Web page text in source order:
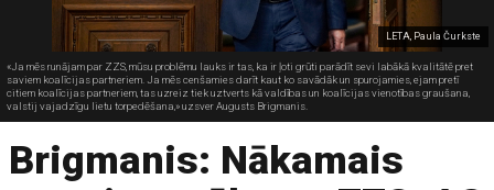
LETA, Paula Čurkste
«Ja mēs runājam par ZZS, mūsu problēmu lauks ir tas, ka ir ļoti grūti parādīt sevi labākā kvalitātē pret
saviem koalīcijas partneriem. Ja mēs cenšamies darīt kaut ko savādāk un spurojamies, ejam pretī
citiem koalīcijas partneriem, tas uzreiz tiek uztverts kā valdības un koalīcijas vienotības graušana,
valstij vajadzīgu lietu torpedēšana,» uzsver Augusts Brigmanis.
Brigmanis: Nākamais